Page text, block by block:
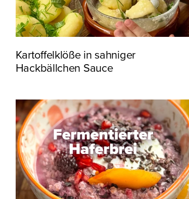
Kartoffelklöße in sahniger
Hackbällchen Sauce